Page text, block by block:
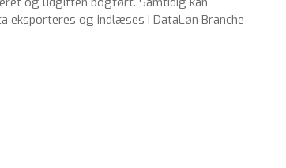
eksporteres og indlæses i DataLøn Branche